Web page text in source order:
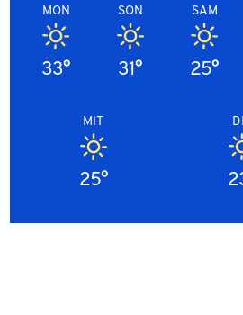
SAM
25°
SON
31°
MON
33°
MIT
25°